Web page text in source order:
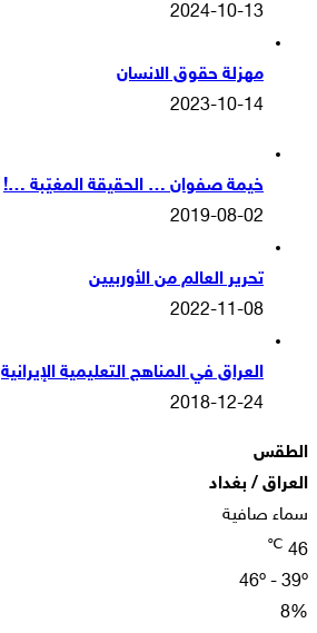
2024-10-13
مهزلة حقوق الانسان
2023-10-14
خيمة صفوان … الحقيقة المغيّبة …!
2019-08-02
تحرير العالم من الأوربيين
2022-11-08
العراق في المناهج التعليمية الإيرانية
2018-12-24
الطقس
العراق / بغداد
سماء صافية
46
℃
46º - 39º
8%